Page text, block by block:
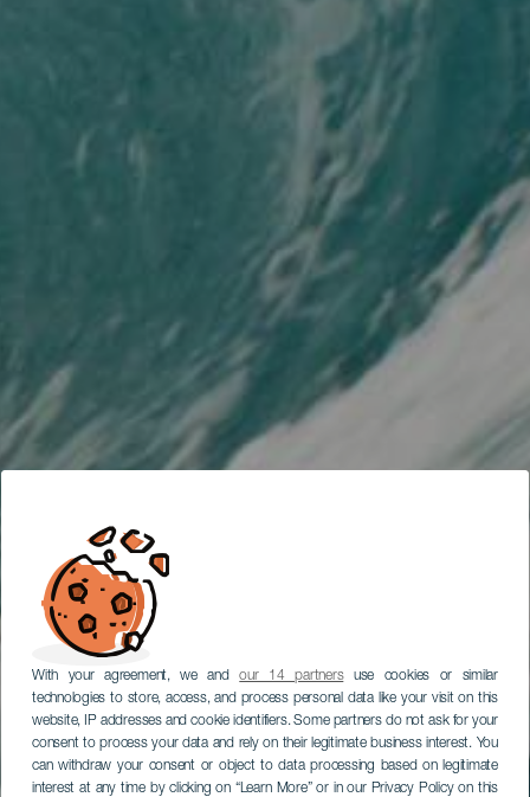
With your agreement, we andour 14 partnersuse cookies or similar
technologies to store, access, and process personal data like your visit on this
website, IP addresses and cookie identifiers. Some partners do not ask for your
consent to process your data and rely on their legitimate business interest. You
can withdraw your consent or object to data processing based on legitimate
interest at any time by clicking on “Learn More” or in our Privacy Policy on this